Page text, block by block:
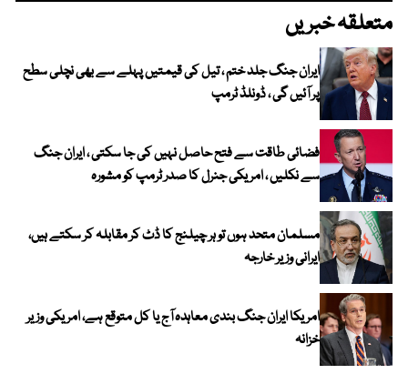
متعلقہ خبریں
ایران جنگ جلد ختم ، تیل کی قیمتیں پہلے سے بھی نچلی سطح
پر آئیں گی ، ڈونلڈ ٹرمپ
فضائی طاقت سے فتح حاصل نہیں کی جا سکتی ، ایران جنگ
سے نکلیں ، امریکی جنرل کا صدر ٹرمپ کو مشورہ
مسلمان متحد ہوں تو ہر چیلنج کا ڈٹ کر مقابلہ کر سکتے ہیں،
ایرانی وزیر خارجہ
امریکا ایران جنگ بندی معاہدہ آج یا کل متوقع ہے، امریکی وزیر
خزانہ